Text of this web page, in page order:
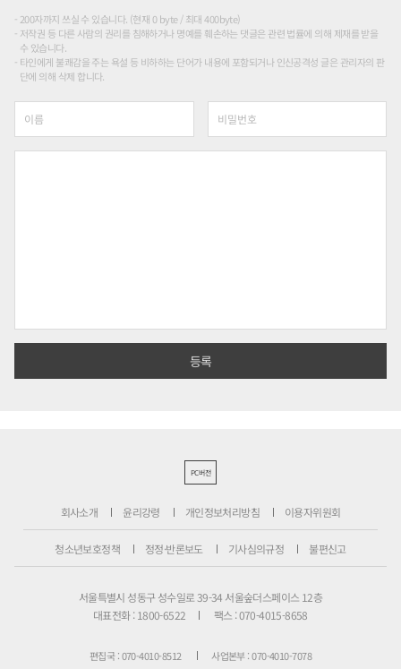
200자까지 쓰실 수 있습니다. (현재 0 byte / 최대 400byte)
저작권 등 다른 사람의 권리를 침해하거나 명예를 훼손하는 댓글은 관련 법률에 의해 제재를 받을
수 있습니다.
타인에게 불쾌감을 주는 욕설 등 비하하는 단어가 내용에 포함되거나 인신공격성 글은 관리자의 판
단에 의해 삭제 합니다.
PC버전
회사소개 윤리강령 개인정보처리방침 이용자위원회
청소년보호정책 정정·반론보도 기사심의규정 불편신고
서울특별시 성동구 성수일로 39-34 서울숲더스페이스 12층
대표전화 : 1800-6522
팩스 : 070-4015-8658
편집국 : 070-4010-8512
사업본부 : 070-4010-7078